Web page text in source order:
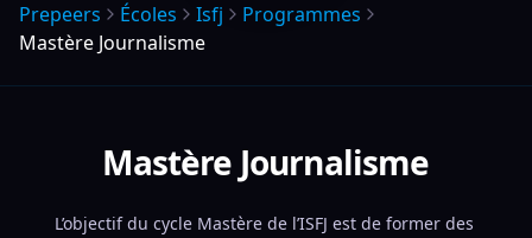
Prepeers Écoles Isfj
Programmes
Mastère Journalisme
Mastère Journalisme
L’objectif du cycle Mastère de l’ISFJ est de former des